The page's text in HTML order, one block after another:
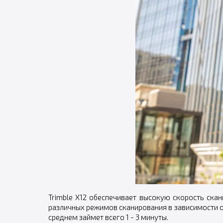
Trimble X12 обеспечивает высокую скорость
различных режимов сканирования в зависимости
среднем займет всего 1 - 3 минуты.